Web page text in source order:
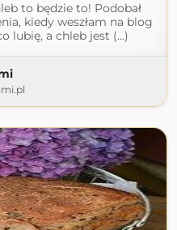
to będzie to! Podobał
kiedy weszłam na blog
lubię, a chleb jest (...)